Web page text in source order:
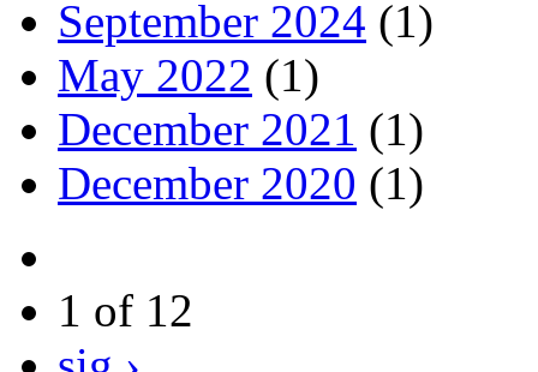
September 2024 (1)
May 2022 (1)
December 2021 (1)
December 2020 (1)
1 of 12